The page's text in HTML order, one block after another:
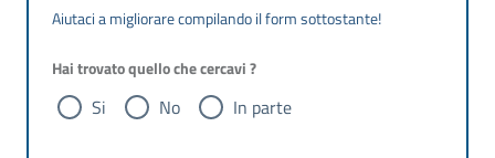
Aiutaci a migliorare compilando il form sottostante!
Hai trovato quello che cercavi ?
Si No In parte